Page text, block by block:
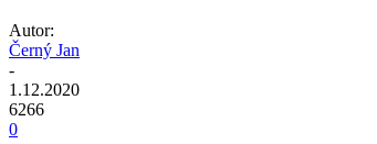
Autor:
Černý Jan
-
1.12.2020
6266
0